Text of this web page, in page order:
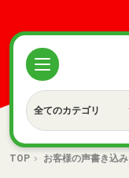
TOP お客様の声書き込み